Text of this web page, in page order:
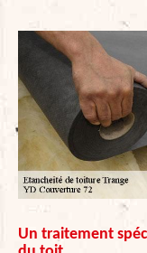
Un traitement